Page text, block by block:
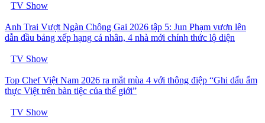
TV Show
Anh Trai Vượt Ngàn Chông Gai 2026 tập 5: Jun Phạm vươn lên
dẫn đầu bảng xếp hạng cá nhân, 4 nhà mới chính thức lộ diện
TV Show
Top Chef Việt Nam 2026 ra mắt mùa 4 với thông điệp “Ghi dấu ẩm
thực Việt trên bàn tiệc của thế giới”
TV Show